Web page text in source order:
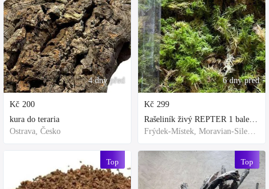
4 dny před
Kč 200
kura do teraria
Ostrava, Česko
Top
6 dny před
Kč 299
Rašeliník živý REPTER 1 balení - násada, TOP kvalita 30cm-30cm-8cm
Frýdek-Místek, Moravian-Silesian Region,Others
Top